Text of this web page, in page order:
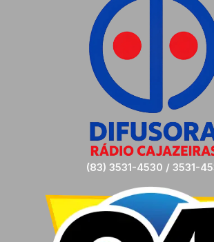
(83) 3531-4530 / 3531-